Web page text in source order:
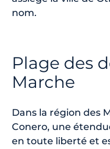
nom.
Plage des
Marche
Dans la région des
Conero, une
en toute liberté et